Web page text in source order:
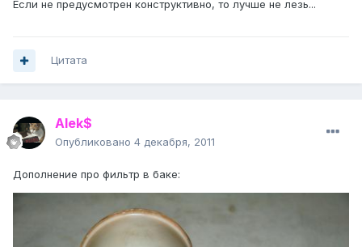
Если не предусмотрен конструктивно, то лучше не лезь...
Цитата
Alek$
Опубликовано 4 декабря, 2011
Дополнение про фильтр в баке: